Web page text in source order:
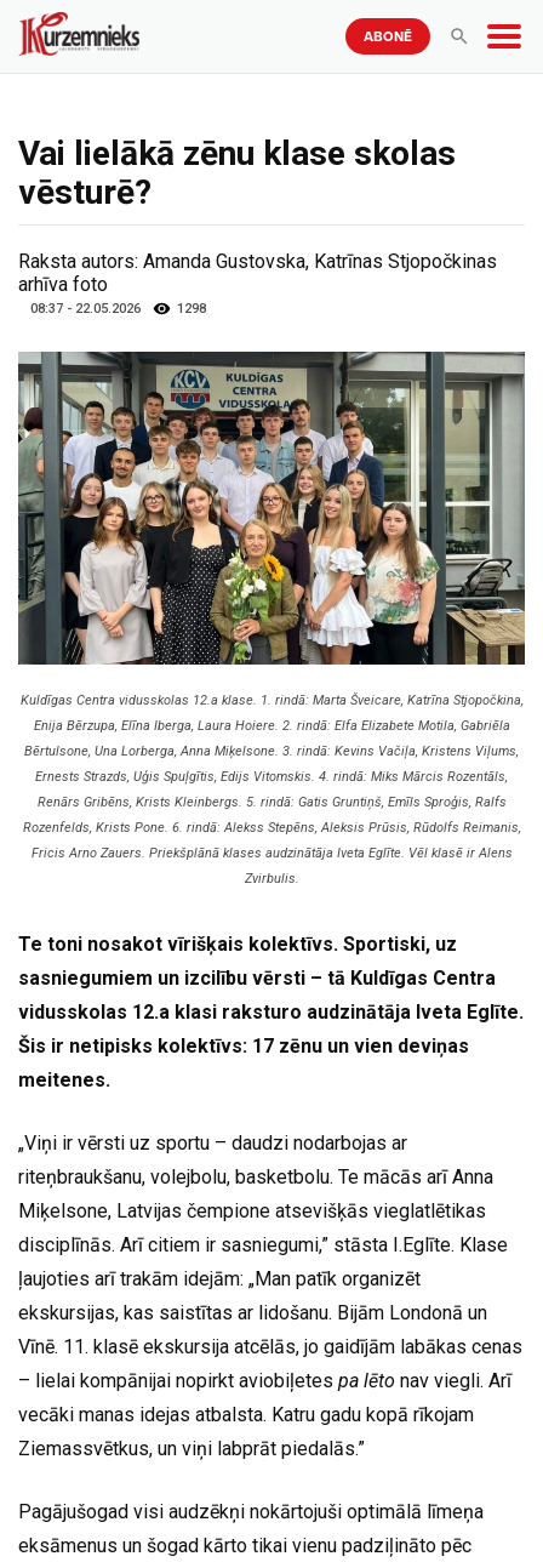
ABONĒ
Vai lielākā zēnu klase skolas
vēsturē?
Raksta autors: Amanda Gustovska, Katrīnas Stjopočkinas
arhīva foto
08:37 - 22.05.2026 1298
Kuldīgas Centra vidusskolas 12.a klase. 1. rindā: Marta Šveicare, Katrīna Stjopočkina,
Enija Bērzupa, Elīna Iberga, Laura Hoiere. 2. rindā: Elfa Elizabete Motila, Gabriēla
Bērtulsone, Una Lorberga, Anna Miķelsone. 3. rindā: Kevins Vačiļa, Kristens Viļums,
Ernests Strazds, Uģis Spuļgītis, Edijs Vitomskis. 4. rindā: Miks Mārcis Rozentāls,
Renārs Gribēns, Krists Kleinbergs. 5. rindā: Gatis Gruntiņš, Emīls Sproģis, Ralfs
Rozenfelds, Krists Pone. 6. rindā: Alekss Stepēns, Aleksis Prūsis, Rūdolfs Reimanis,
Fricis Arno Zauers. Priekšplānā klases audzinātāja Iveta Eglīte. Vēl klasē ir Alens
Zvirbulis.
Te toni nosakot vīrišķais kolektīvs. Sportiski, uz
sasniegumiem un izcilību vērsti – tā Kuldīgas Centra
vidusskolas 12.a klasi raksturo audzinātāja Iveta Eglīte.
Šis ir netipisks kolektīvs: 17 zēnu un vien deviņas
meitenes.
„Viņi ir vērsti uz sportu – daudzi nodarbojas ar
riteņbraukšanu, volejbolu, basketbolu. Te mācās arī Anna
Miķelsone, Latvijas čempione atsevišķās vieglatlētikas
disciplīnās. Arī citiem ir sasniegumi,” stāsta I.Eglīte. Klase
ļaujoties arī trakām idejām: „Man patīk organizēt
ekskursijas, kas saistītas ar lidošanu. Bijām Londonā un
Vīnē. 11. klasē ekskursija atcēlās, jo gaidījām labākas cenas
– lielai kompānijai nopirkt aviobiļetes pa lēto nav viegli. Arī
vecāki manas idejas atbalsta. Katru gadu kopā rīkojam
Ziemassvētkus, un viņi labprāt piedalās.”
Pagājušogad visi audzēkņi nokārtojuši optimālā līmeņa
eksāmenus un šogad kārto tikai vienu padziļināto pēc